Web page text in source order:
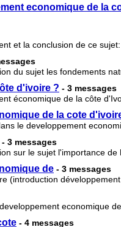
economique de la
et la conclusion de ce sujet:
du sujet les fondements
d'ivoire ? - 3 messages
économique de la côte
de la cote
le developpement
- 3 messages
sur le sujet l'importance de
de - 3 messages
(introduction développement
economique
- 4 messages